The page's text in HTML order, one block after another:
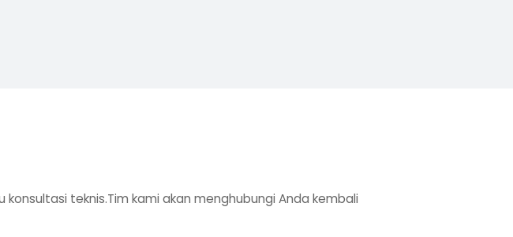
teknis.Tim kami akan menghubungi Anda kembali